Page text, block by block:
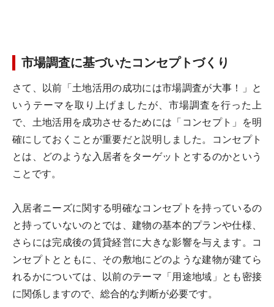
市場調査に基づいたコンセプトづくり
さて、以前「土地活用の成功には市場調査が大事！」と
いうテーマを取り上げましたが、市場調査を行った上
で、土地活用を成功させるためには「コンセプト」を明
確にしておくことが重要だと説明しました。コンセプト
とは、どのような入居者をターゲットとするのかという
ことです。
入居者ニーズに関する明確なコンセプトを持っているの
と持っていないのとでは、建物の基本的プランや仕様、
さらには完成後の賃貸経営に大きな影響を与えます。コ
ンセプトとともに、その敷地にどのような建物が建てら
れるかについては、以前のテーマ「用途地域」とも密接
に関係しますので、総合的な判断が必要です。